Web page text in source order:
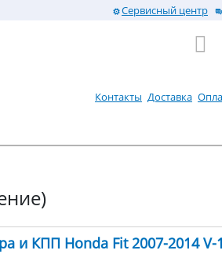
Сервисный центр
Контакты Доставка
и КПП Honda Fit 2007-2014 V-